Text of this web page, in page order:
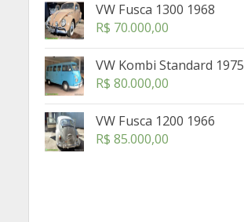
VW Fusca 1300 1968
R$ 70.000,00
VW Kombi Standard 1975
R$ 80.000,00
VW Fusca 1200 1966
R$ 85.000,00